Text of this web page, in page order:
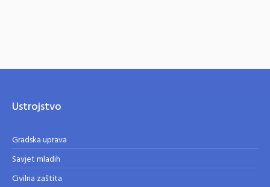
Ustrojstvo
Gradska uprava
Savjet mladih
Civilna zaštita